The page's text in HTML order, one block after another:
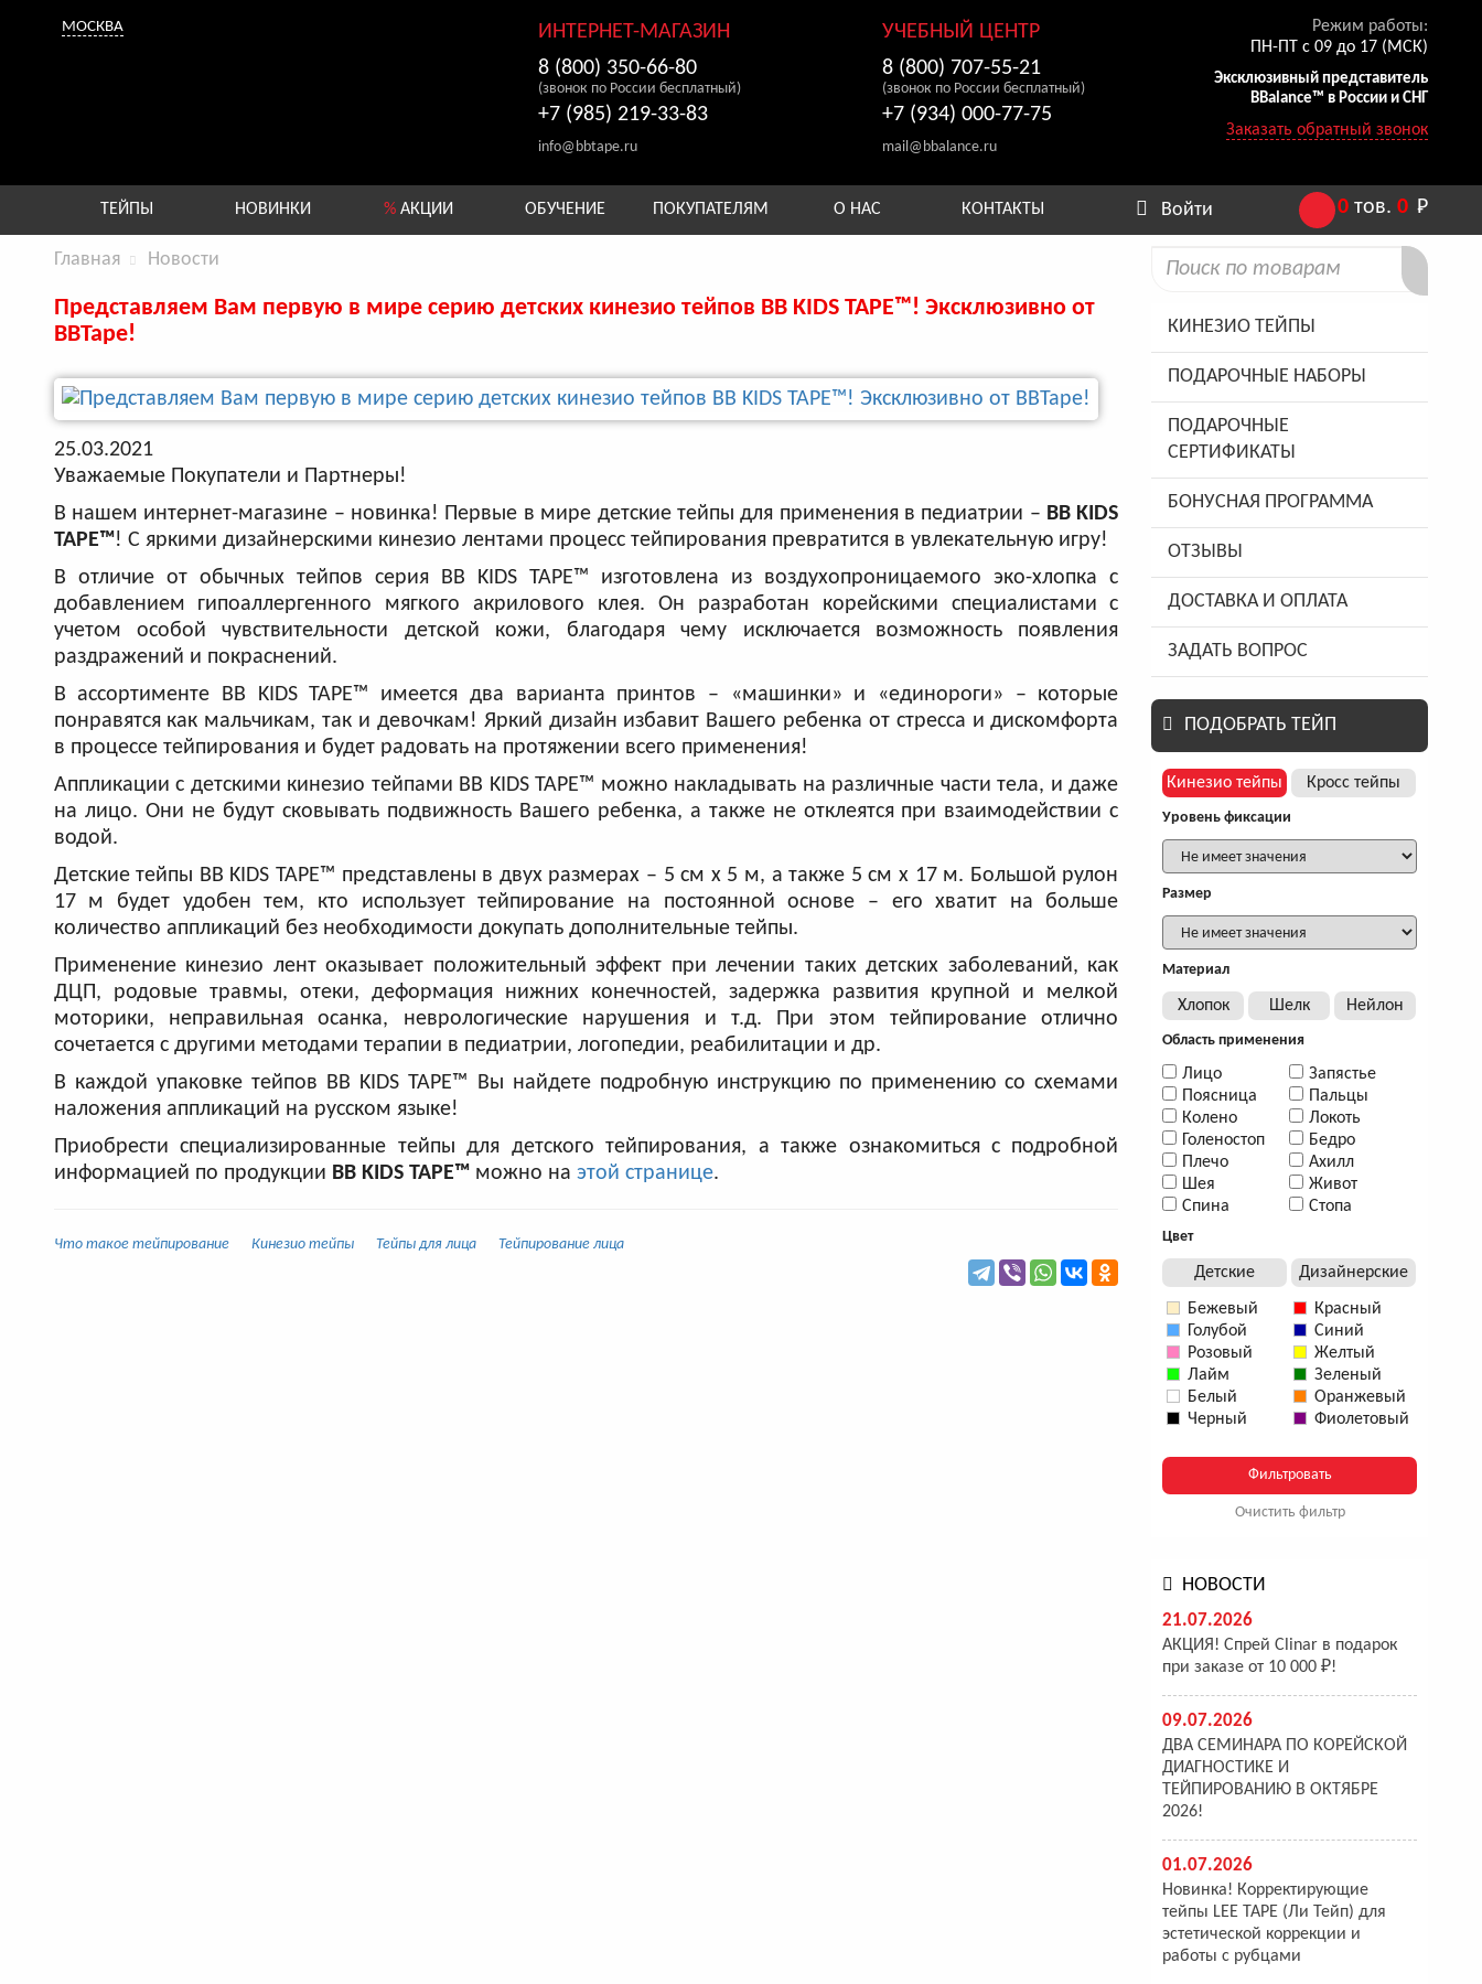
МОСКВА
ИНТЕРНЕТ-МАГАЗИН
8 (800) 350-66-80
(звонок по России бесплатный)
+7 (985) 219-33-83
info@bbtape.ru
УЧЕБНЫЙ ЦЕНТР
8 (800) 707-55-21
(звонок по России бесплатный)
+7 (934) 000-77-75
mail@bbalance.ru
Режим работы:
ПН-ПТ с 09 до 17 (МСК)
Эксклюзивный представитель
BBalance™ в России и СНГ
Заказать обратный звонок
ТЕЙПЫ НОВИНКИ % АКЦИИ ОБУЧЕНИЕ ПОКУПАТЕЛЯМ О НАС КОНТАКТЫ Войти 0 тов.0 Р
Главная Новости
Представляем Вам первую в мире серию детских кинезио тейпов BB KIDS TAPE™! Эксклюзивно от
BBTape!
25.03.2021
Уважаемые Покупатели и Партнеры!
В нашем интернет-магазине – новинка! Первые в мире детские тейпы для применения в педиатрии – BB KIDS
TAPE™! С яркими дизайнерскими кинезио лентами процесс тейпирования превратится в увлекательную игру!
В отличие от обычных тейпов серия BB KIDS TAPE™ изготовлена из воздухопроницаемого эко-хлопка с
добавлением гипоаллергенного мягкого акрилового клея. Он разработан корейскими специалистами с
учетом особой чувствительности детской кожи, благодаря чему исключается возможность появления
раздражений и покраснений.
В ассортименте BB KIDS TAPE™ имеется два варианта принтов – «машинки» и «единороги» – которые
понравятся как мальчикам, так и девочкам! Яркий дизайн избавит Вашего ребенка от стресса и дискомфорта
в процессе тейпирования и будет радовать на протяжении всего применения!
Аппликации с детскими кинезио тейпами BB KIDS TAPE™ можно накладывать на различные части тела, и даже
на лицо. Они не будут сковывать подвижность Вашего ребенка, а также не отклеятся при взаимодействии с
водой.
Детские тейпы BB KIDS TAPE™ представлены в двух размерах – 5 см х 5 м, а также 5 см х 17 м. Большой рулон
17 м будет удобен тем, кто использует тейпирование на постоянной основе – его хватит на больше
количество аппликаций без необходимости докупать дополнительные тейпы.
Применение кинезио лент оказывает положительный эффект при лечении таких детских заболеваний, как
ДЦП, родовые травмы, отеки, деформация нижних конечностей, задержка развития крупной и мелкой
моторики, неправильная осанка, неврологические нарушения и т.д. При этом тейпирование отлично
сочетается с другими методами терапии в педиатрии, логопедии, реабилитации и др.
В каждой упаковке тейпов BB KIDS TAPE™ Вы найдете подробную инструкцию по применению со схемами
наложения аппликаций на русском языке!
Приобрести специализированные тейпы для детского тейпирования, а также ознакомиться с подробной
информацией по продукции BB KIDS TAPE™можно на этой странице.
Что такое тейпирование Кинезио тейпы Тейпы для лица Тейпирование лица
КИНЕЗИО ТЕЙПЫ
ПОДАРОЧНЫЕ НАБОРЫ
ПОДАРОЧНЫЕ
СЕРТИФИКАТЫ
БОНУСНАЯ ПРОГРАММА
ОТЗЫВЫ
ДОСТАВКА И ОПЛАТА
ЗАДАТЬ ВОПРОС
ПОДОБРАТЬ ТЕЙП
Кинезио тейпы Кросс тейпы
Уровень фиксации
Размер
Материал
Хлопок Шелк Нейлон
Область применения
Лицо
Поясница
Колено
Голеностоп
Плечо
Шея
Спина
Запястье
Пальцы
Локоть
Бедро
Ахилл
Живот
Стопа
Цвет
Детские Дизайнерские
Бежевый
Голубой
Розовый
Лайм
Белый
Черный
Красный
Синий
Желтый
Зеленый
Оранжевый
Фиолетовый
Очистить фильтр
НОВОСТИ
21.07.2026
АКЦИЯ! Спрей Clinar в подарок
при заказе от 10 000 ₽!
09.07.2026
ДВА СЕМИНАРА ПО КОРЕЙСКОЙ
ДИАГНОСТИКЕ И
ТЕЙПИРОВАНИЮ В ОКТЯБРЕ
2026!
01.07.2026
Новинка! Корректирующие
тейпы LEE TAPE (Ли Тейп) для
эстетической коррекции и
работы с рубцами